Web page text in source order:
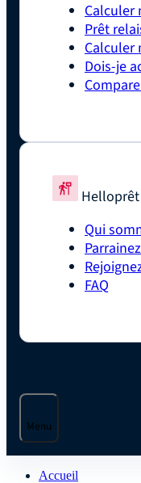
Calculer
Prêt
Calculer
Dois-je
Helloprêt
Qui
FAQ
Menu
Accueil